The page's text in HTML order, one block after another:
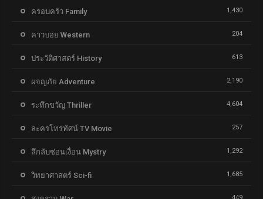
ครอบครัว Family 1,430
คาวบอย Western 204
ประวัติศาสตร์ History 613
ผจญภัย Adventure 2,190
ระทึกขวัญ Thriller 4,604
ละครโทรทัศน์ TV Movie 257
ลึกลับซ่อนเงื่อน Mystry 1,292
วิทยาศาสตร์ Sci-fi 1,685
449